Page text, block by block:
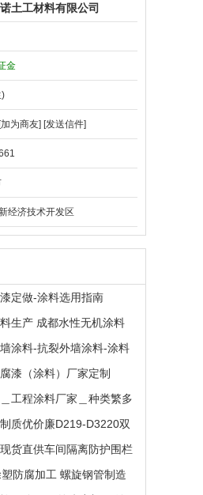
土工材料有限公司
金
)
[加为商友] [发送信件]
经济技术开发区
定做-涂料选用指南
生产 成都水性无机涂料
涂料-抗裂外墙涂料-涂料
漆（涂料）厂家定制
工程涂料厂家＿种类繁多
质优价廉D219-D3220双
货直供车间隔离防护围栏
防腐加工 螺旋钢管制造